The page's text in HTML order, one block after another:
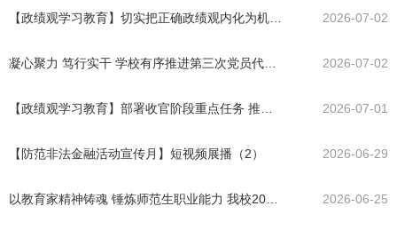
2026-07-02
2026-07-02
2026-07-01
【防范非法金融活动宣传月】短视频展播（2） 2026-06-29
2026-06-25